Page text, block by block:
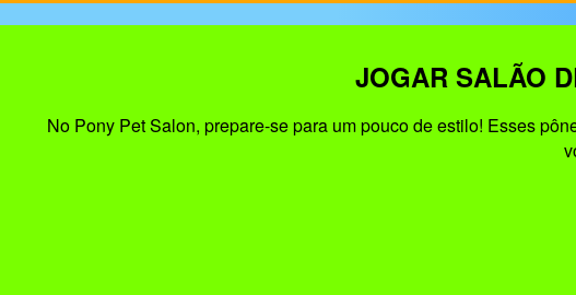
JOGAR SALÃO
No Pony Pet Salon, prepare-se para um pouco de estilo! Esses